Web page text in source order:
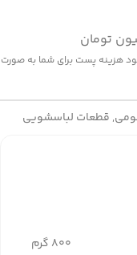
6 میلیون تومان شود هزینه پست برای شما به صورت
, قطعات لباسشویی
800 گرم